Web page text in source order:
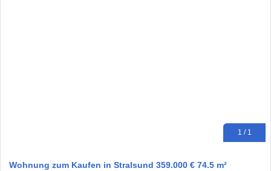
1 / 1
Wohnung zum Kaufen in Stralsund 359.000 € 74.5 m²